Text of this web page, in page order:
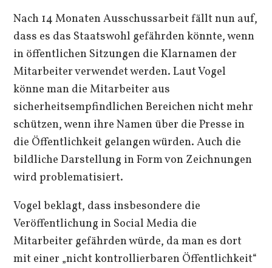
Nach 14 Monaten Ausschussarbeit fällt nun auf,
dass es das Staatswohl gefährden könnte, wenn
in öffentlichen Sitzungen die Klarnamen der
Mitarbeiter verwendet werden. Laut Vogel
könne man die Mitarbeiter aus
sicherheitsempfindlichen Bereichen nicht mehr
schützen, wenn ihre Namen über die Presse in
die Öffentlichkeit gelangen würden. Auch die
bildliche Darstellung in Form von Zeichnungen
wird problematisiert.
Vogel beklagt, dass insbesondere die
Veröffentlichung in Social Media die
Mitarbeiter gefährden würde, da man es dort
mit einer „nicht kontrollierbaren Öffentlichkeit“